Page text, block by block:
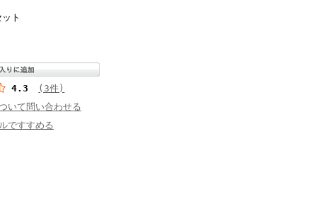
ト
4.3
(3件)
いて問い合わせる
ですすめる